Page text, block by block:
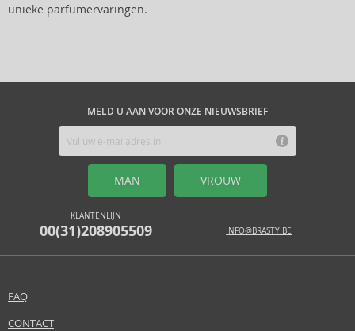
unieke parfumervaringen.
MELD U AAN VOOR ONZE NIEUWSBRIEF
MAN VROUW
KLANTENLIJN
00(31)208905509 INFO@BRASTY.BE
FAQ
CONTACT